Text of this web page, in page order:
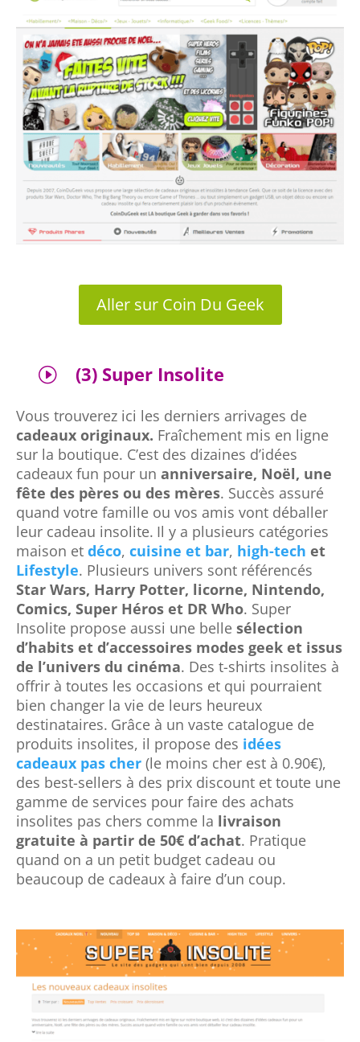
Aller sur Coin Du Geek
I (3) Super Insolite
Vous trouverez ici les derniers arrivages de
cadeaux originaux. Fraîchement mis en ligne
sur la boutique. C’est des dizaines d’idées
cadeaux fun pour un anniversaire, Noël, une
fête des pères ou des mères. Succès assuré
quand votre famille ou vos amis vont déballer
leur cadeau insolite. Il y a plusieurs catégories
maison et déco, cuisine et bar, high-tech et
Lifestyle. Plusieurs univers sont référencés
Star Wars, Harry Potter, licorne, Nintendo,
Comics, Super Héros et DR Who. Super
Insolite propose aussi une belle sélection
d’habits et d’accessoires modes geek et issus
de l’univers du cinéma. Des t-shirts insolites à
offrir à toutes les occasions et qui pourraient
bien changer la vie de leurs heureux
destinataires. Grâce à un vaste catalogue de
produits insolites, il propose des idées
cadeaux pas cher (le moins cher est à 0.90€),
des best-sellers à des prix discount et toute une
gamme de services pour faire des achats
insolites pas chers comme la livraison
gratuite à partir de 50€ d’achat. Pratique
quand on a un petit budget cadeau ou
beaucoup de cadeaux à faire d’un coup.